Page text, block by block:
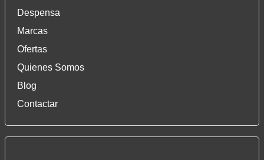
Despensa
Marcas
Ofertas
Quienes Somos
Blog
Contactar